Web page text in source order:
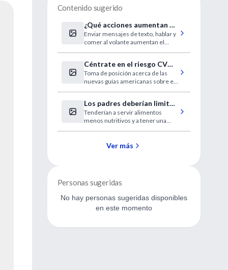
Contenido sugerido
¿Qué acciones aumentan el
riesgo de accidentes?
Enviar mensajes de texto, hablar y
comer al volante aumentan el
Céntrate en el riesgo CV
antes que en las cifras de
colesterol
Toma de posición acerca de las
nuevas guías americanas sobre el
Los padres deberían limitar
el uso de dispositivos
electrónicos
Tenderían a servir alimentos
menos nutritivos y a tener una
Ver más
Personas sugeridas
No hay personas sugeridas disponibles
en este momento